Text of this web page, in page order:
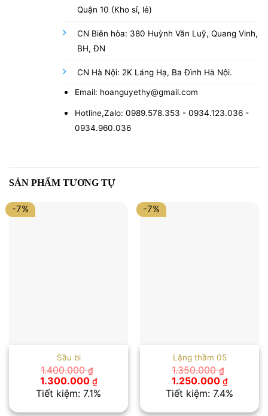
Quận 10 (Kho sỉ, lẻ)
CN Biên hòa: 380 Huỳnh Văn Luỹ, Quang Vinh,
BH, ĐN
CN Hà Nội: 2K Láng Hạ, Ba Đình Hà Nội.
Email: hoanguyethy@gmail.com
Hotline,Zalo: 0989.578.353 - 0934.123.036 -
0934.960.036
SẢN PHẨM TƯƠNG TỰ
-7%
Sầu bi
1.400.000₫
Giá
gốc
là:
1.300.000 ₫Giá
hiện
tại
Tiết kiệm: 7.1%
-7%
Lặng thầm 05
1.350.000₫
Giá
gốc
là:
1.250.000 ₫Giá
hiện
tại
Tiết kiệm: 7.4%